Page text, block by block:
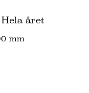
året
mm